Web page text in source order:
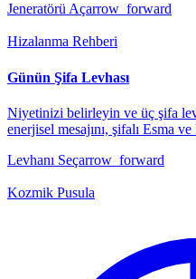
Jeneratörü Açarrow_forward
Hizalanma Rehberi
Günün Şifa Levhası
Niyetinizi belirleyin ve üç şifa
enerjisel mesajını, şifalı Esma
Levhanı Seçarrow_forward
Kozmik Pusula